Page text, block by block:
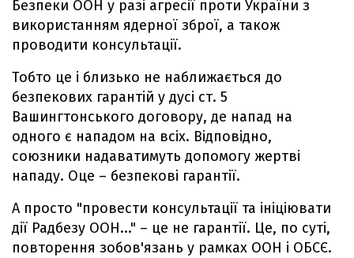
Безпеки ООН у разі агресії проти України з
використанням ядерної зброї, а також
проводити консультації.
Тобто це і близько не наближається до
безпекових гарантій у дусі ст. 5
Вашингтонського договору, де напад на
одного є нападом на всіх. Відповідно,
союзники надаватимуть допомогу жертві
нападу. Оце – безпекові гарантії.
А просто "провести консультації та ініціювати
дії Радбезу ООН..." – це не гарантії. Це, по суті,
повторення зобов'язань у рамках ООН і ОБСЄ.